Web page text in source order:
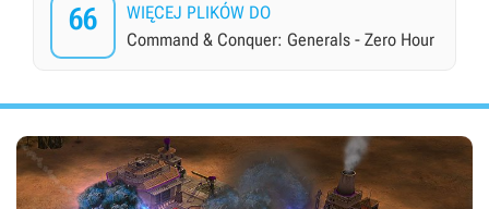
66
WIĘCEJ PLIKÓW DO
Command & Conquer: Generals - Zero Hour